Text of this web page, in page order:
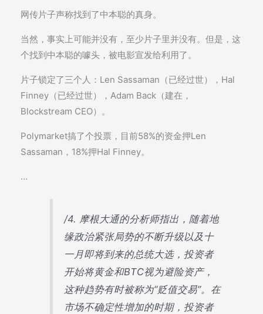
网传片子声称找到了中本聪的真身。
当然，事实上可能并没有，至少片子里并没有。但是，这
个找到中本聪的噱头，被电影宣发给利用了。
片子锁定了三个人：Len Sassaman（已经过世），Hal
Finney（已经过世），Adam Back（建在，
Blockstream CEO）。
Polymarket搞了个投票，目前58%的资金押Len
Sassaman，18%押Hal Finney。
…
/4. 摩根大通的分析师指出，随着地
缘政治紧张局势的不断升级以及十
一月即将到来的总统大选，投资者
开始将黄金和BTC视为避险资产，
这种趋势有时被称为“贬值交易”。在
市场不确定性增加的时期，投资者